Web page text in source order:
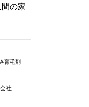
間の家
#育毛剤
社